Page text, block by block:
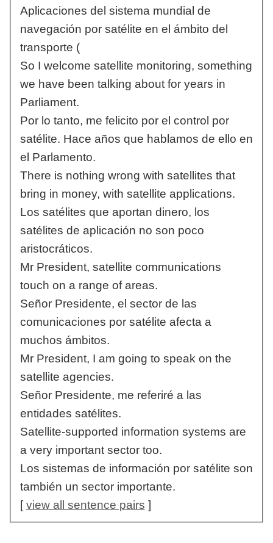
Aplicaciones del sistema mundial de
navegación por satélite en el ámbito del
transporte (
So I welcome satellite monitoring, something
we have been talking about for years in
Parliament.
Por lo tanto, me felicito por el control por
satélite. Hace años que hablamos de ello en
el Parlamento.
There is nothing wrong with satellites that
bring in money, with satellite applications.
Los satélites que aportan dinero, los
satélites de aplicación no son poco
aristocráticos.
Mr President, satellite communications
touch on a range of areas.
Señor Presidente, el sector de las
comunicaciones por satélite afecta a
muchos ámbitos.
Mr President, I am going to speak on the
satellite agencies.
Señor Presidente, me referiré a las
entidades satélites.
Satellite-supported information systems are
a very important sector too.
Los sistemas de información por satélite son
también un sector importante.
[view all sentence pairs ]